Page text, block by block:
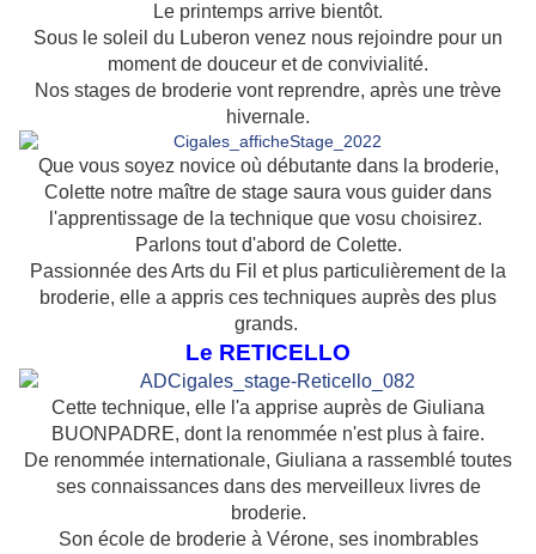
Le printemps arrive bientôt.
Sous le soleil du Luberon venez nous rejoindre pour un
moment de douceur et de convivialité.
Nos stages de broderie vont reprendre, après une trève
hivernale.
Que vous soyez novice où débutante dans la broderie,
Colette notre maître de stage saura vous guider dans
l'apprentissage de la technique que vosu choisirez.
Parlons tout d'abord de Colette.
Passionnée des Arts du Fil et plus particulièrement de la
broderie, elle a appris ces techniques auprès des plus
grands.
Le RETICELLO
Cette technique, elle l'a apprise auprès de Giuliana
BUONPADRE, dont la renommée n'est plus à faire.
De renommée internationale, Giuliana a rassemblé toutes
ses connaissances dans des merveilleux livres de
broderie.
Son école de broderie à Vérone, ses inombrables